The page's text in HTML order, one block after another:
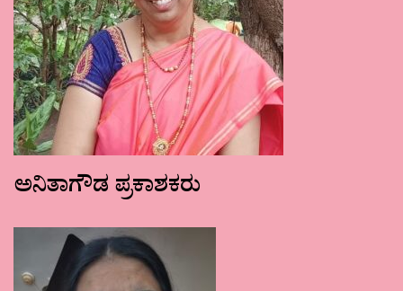
ಅನಿತಾಗೌಡ ಪ್ರಕಾಶಕರು